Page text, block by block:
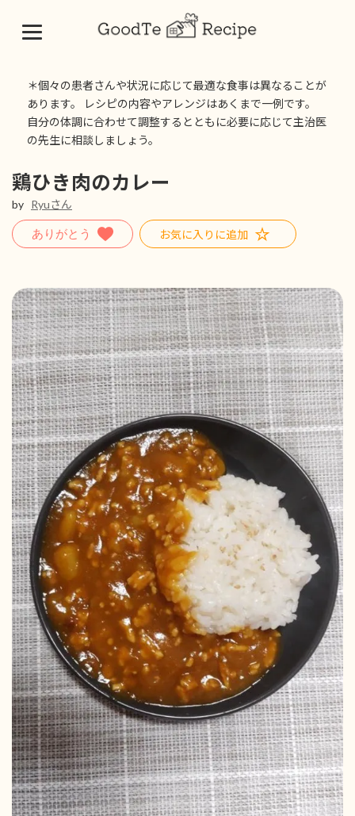
＊個々の患者さんや状況に応じて最適な食事は異なることが
あります。 レシピの内容やアレンジはあくまで一例です。
自分の体調に合わせて調整するとともに必要に応じて主治医
の先生に相談しましょう。
鶏ひき肉のカレー
by Ryuさん
お気に入りに追加